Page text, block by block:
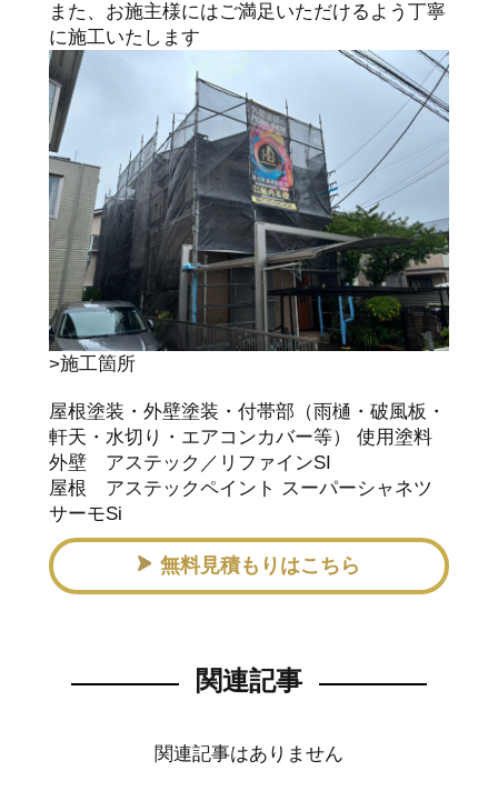
また、お施主様にはご満足いただけるよう丁寧
に施工いたします
>施工箇所
屋根塗装・外壁塗装・付帯部（雨樋・破風板・
軒天・水切り・エアコンカバー等） 使用塗料
外壁 アステック／リファインSI
屋根 アステックペイント スーパーシャネツ
サーモSi
無料見積もりはこちら
関連記事
関連記事はありません